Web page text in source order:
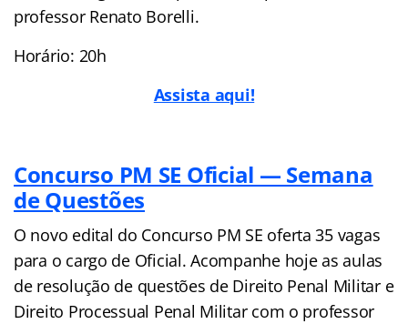
professor Renato Borelli.
Horário: 20h
Assista aqui!
Concurso PM SE Oficial — Semana
de Questões
O novo edital do Concurso PM SE oferta 35 vagas
para o cargo de Oficial. Acompanhe hoje as aulas
de resolução de questões de Direito Penal Militar e
Direito Processual Penal Militar com o professor